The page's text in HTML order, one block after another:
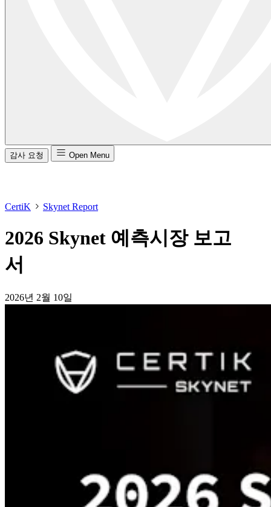
감사 요청 Open Menu
CertiK Skynet Report
2026 Skynet 예측시장 보고
서
2026년 2월 10일